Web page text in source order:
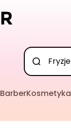
BarberKosmetyka